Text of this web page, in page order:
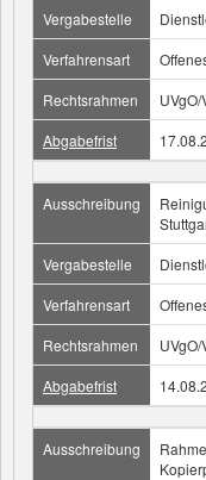
Vergabestelle
Verfahrensart
Rechtsrahmen
UVgO/
Abgabefrist
Ausschreibung
Vergabestelle
Verfahrensart
Rechtsrahmen
UVgO/
Abgabefrist
Ausschreibung